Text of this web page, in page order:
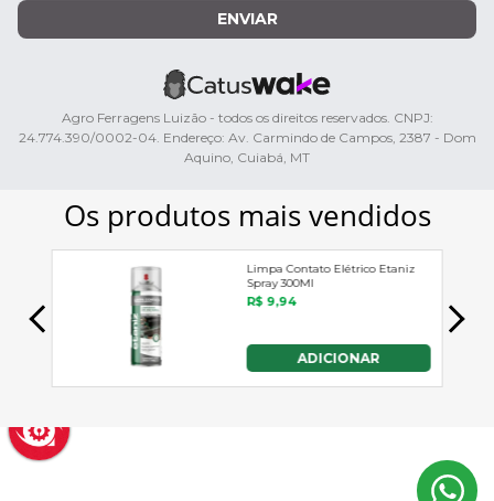
ENVIAR
Agro Ferragens Luizão - todos os direitos reservados. CNPJ:
24.774.390/0002-04. Endereço: Av. Carmindo de Campos, 2387 - Dom
Aquino, Cuiabá, MT